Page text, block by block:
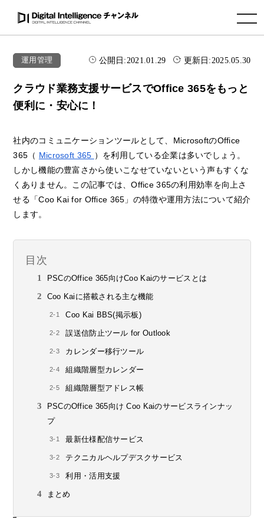
toggle navigation
運用管理 公開日:2021.01.29 更新日:2025.05.30
クラウド業務支援サービスでOffice 365をもっと
便利に・安心に！
社内のコミュニケーションツールとして、MicrosoftのOffice
365（ Microsoft 365 ）を利用している企業は多いでしょう。
しかし機能の豊富さから使いこなせていないという声もすくな
くありません。この記事では、Office 365の利用効率を向上さ
せる「Coo Kai for Office 365」の特徴や運用方法について紹介
します。
目次
PSCのOffice 365向けCoo Kaiのサービスとは
Coo Kaiに搭載される主な機能
Coo Kai BBS(掲示板)
誤送信防止ツール for Outlook
カレンダー移行ツール
組織階層型カレンダー
組織階層型アドレス帳
PSCのOffice 365向け Coo Kaiのサービスラインナッ
プ
最新仕様配信サービス
テクニカルヘルプデスクサービス
利用・活用支援
まとめ